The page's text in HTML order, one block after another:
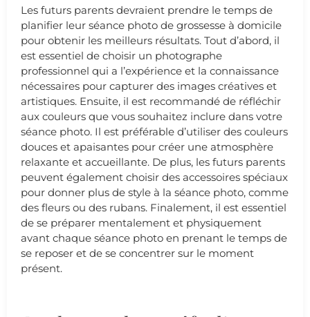
Les futurs parents devraient prendre le temps de
planifier leur séance photo de grossesse à domicile
pour obtenir les meilleurs résultats. Tout d’abord, il
est essentiel de choisir un photographe
professionnel qui a l’expérience et la connaissance
nécessaires pour capturer des images créatives et
artistiques. Ensuite, il est recommandé de réfléchir
aux couleurs que vous souhaitez inclure dans votre
séance photo. Il est préférable d’utiliser des couleurs
douces et apaisantes pour créer une atmosphère
relaxante et accueillante. De plus, les futurs parents
peuvent également choisir des accessoires spéciaux
pour donner plus de style à la séance photo, comme
des fleurs ou des rubans. Finalement, il est essentiel
de se préparer mentalement et physiquement
avant chaque séance photo en prenant le temps de
se reposer et de se concentrer sur le moment
présent.